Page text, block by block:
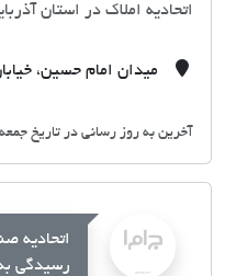
اتحادیه املاک در استان
میدان امام حسین،
آخرین به روز رسانی در تاریخ جمعه 3 اسفند 1397
اتحادیه
رسیدگی